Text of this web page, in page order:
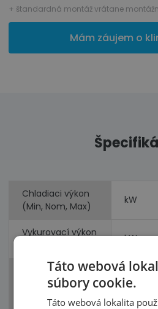
+ štandardná montáž vrátane
Mám záujem o
Chladiaci výkon
(Min, Nom, Max)
kW
Vykurovací výkon
kW
(chladenie,
vykurovanie)
kW
Táto webová
súbory cookie.
Táto webová lokalita